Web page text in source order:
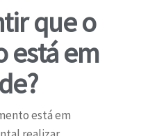
que o
está em
está em